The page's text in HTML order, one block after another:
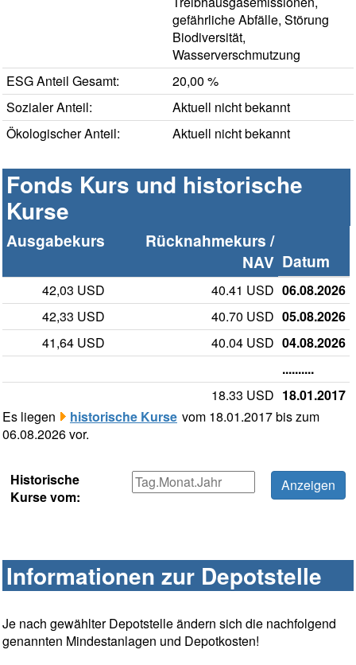
gefährliche Abfälle, Störung
Biodiversität,
Wasserverschmutzung
ESG Anteil Gesamt:
20,00 %
Sozialer Anteil:
Aktuell nicht bekannt
Ökologischer Anteil:
Aktuell nicht bekannt
Fonds Kurs und historische
Kurse
Ausgabekurs
Rücknahmekurs /
NAV Datum
42,03 USD 40.41 USD 06.08.2026
42,33 USD
40.70 USD 05.08.2026
41,64 USD
40.04 USD 04.08.2026
..........
18.33 USD 18.01.2017
Es liegen
historische Kurse vom 18.01.2017 bis zum
06.08.2026 vor.
Historische
Kurse vom:
Informationen zur Depotstelle
Je nach gewählter Depotstelle ändern sich die nachfolgend
genannten Mindestanlagen und Depotkosten!